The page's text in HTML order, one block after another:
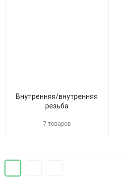
Внутренняя/внутренняя
резьба
7 товаров